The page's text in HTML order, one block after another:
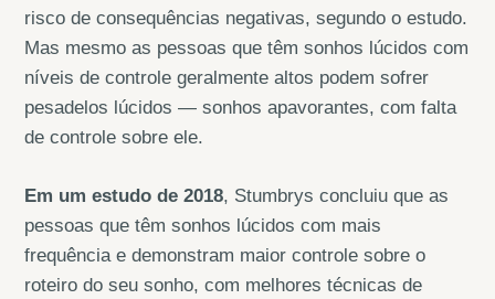
risco de consequências negativas, segundo o estudo.
Mas mesmo as pessoas que têm sonhos lúcidos com
níveis de controle geralmente altos podem sofrer
pesadelos lúcidos — sonhos apavorantes, com falta
de controle sobre ele.
Em um estudo de 2018, Stumbrys concluiu que as
pessoas que têm sonhos lúcidos com mais
frequência e demonstram maior controle sobre o
roteiro do seu sonho, com melhores técnicas de